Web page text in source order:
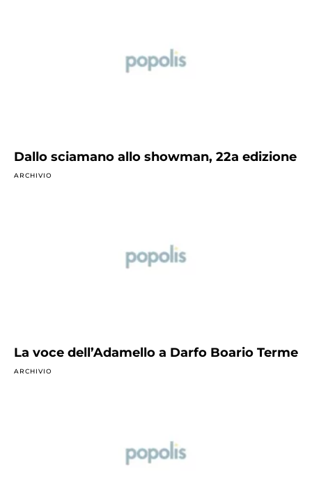
Dallo sciamano allo showman, 22a edizione
ARCHIVIO
La voce dell’Adamello a Darfo Boario Terme
ARCHIVIO